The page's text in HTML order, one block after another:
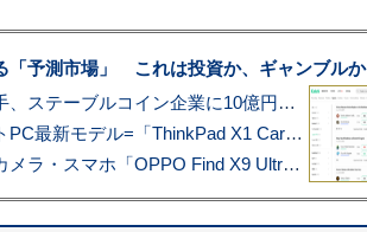
「予測市場」 これは投資か、ギャンブルか
アマゾン配送を支える物流大手、ステーブルコイン企業に10億円投資のワケ
あこがれの旗艦モバイルノートPC最新モデル=「ThinkPad X1 Carbon Gen 14 Aura Edition」実機レビュー
ハッセルブラッド搭載の頂上カメラ・スマホ「OPPO Find X9 Ultra」実写レビュー=プロが本気で徹底撮影しました!!